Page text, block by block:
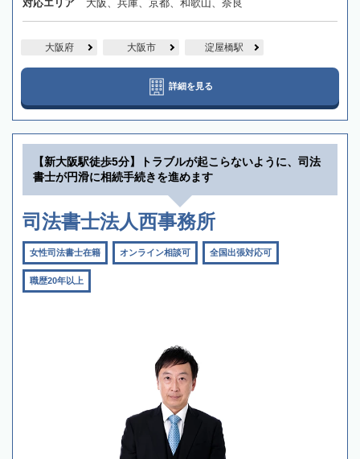
対応エリア 大阪、兵庫、京都、和歌山、奈良
大阪府 大阪市 淀屋橋駅
詳細を見る
【新大阪駅徒歩5分】トラブルが起こらないように、司法
書士が円滑に相続手続きを進めます
司法書士法人西事務所
女性司法書士在籍 オンライン相談可 全国出張対応可
職歴20年以上